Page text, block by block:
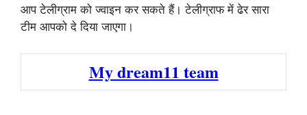
आप टेलीग्राम को ज्वाइन कर सकते हैं। टेलीग्राफ में ढेर सारा
टीम आपको दे दिया जाएगा।
My dream11 team